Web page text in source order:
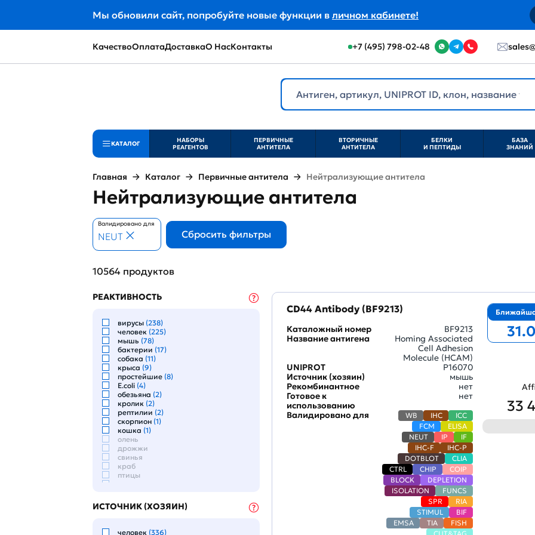
Мы обновили сайт, попробуйте новые функции в личном кабинете!
КачествоОплатаДоставкаО НасКонтакты +7 (495) 798-02-48
КАТАЛОГ
НАБОРЫ
РЕАГЕНТОВ
ПЕРВИЧНЫЕ
АНТИТЕЛА
ВТОРИЧНЫЕ
АНТИТЕЛА
БЕЛКИ
И ПЕПТИДЫ
БАЗА
ЗНАНИЙ
Главная Каталог Первичные антитела Нейтрализующие антитела
Нейтрализующие антитела
Валидировано для
NEUT Сбросить фильтры
10564 продуктов
CD44 Antibody (BF9213)
Каталожный номер
BF9213
Название антигена
Homing Associated
Cell Adhesion
Molecule (HCAM)
UNIPROT
P16070
Источник (хозяин)
мышь
Рекомбинантное
нет
Готовое к
использованию
нет
Валидировано для
WB IHC
ICC
FCM
ELISA
NEUT
IP
IF
IHC-F
IHC-P
DOTBLOT
CLIA
CTRL
CHIP
COIP
BLOCK
DEPLETION
ISOLATION
FUNCS
SPR
RIA
STIMUL
BIF
EMSA
TIA
FISH
33
РЕАКТИВНОСТЬ
вирусы (238)
человек (225)
мышь (78)
бактерии (17)
собака (11)
крыса (9)
простейшие (8)
E.coli (4)
обезьяна (2)
кролик (2)
рептилии (2)
скорпион (1)
кошка (1)
олень
дрожжи
свинья
краб
птицы
E.Сoli
аллергены
Spodoptera frugiperda
ИСТОЧНИК (ХОЗЯИН)
человек (336)